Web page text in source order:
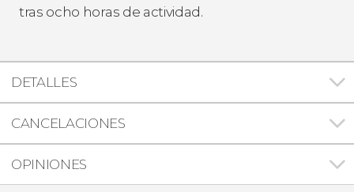
tras ocho horas de actividad.
DETALLES
CANCELACIONES
OPINIONES